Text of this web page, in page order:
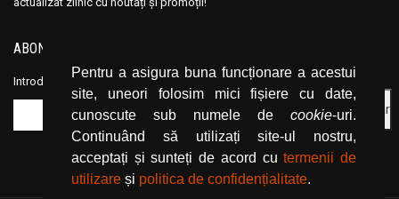
Pentru a asigura buna funcționare a acestui
site, uneori folosim mici fișiere cu date,
cunoscute sub numele de cookie-uri.
Continuând să utilizați site-ul nostru,
acceptați și sunteți de acord cutermenii de
utilizare și politica de confidențialitate.
ABONEAZĂ-TE LA NEWSLETTER
Introduceți adresa dvs. de email și dați click pe butonul de abonare.